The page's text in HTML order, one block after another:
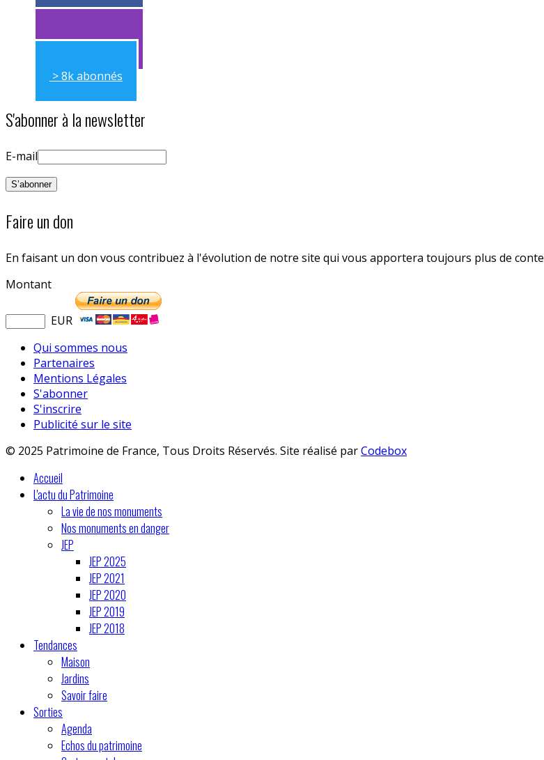
> 11k abonnés
> 11k abonnés
> 8k abonnés
S'abonner à la newsletter
E-mail
Faire un don
En faisant un don vous contribuez à l'évolution de notre site qui vous apportera toujours plus de
Montant
EUR
Qui sommes nous
Partenaires
Mentions Légales
S'abonner
S'inscrire
Publicité sur le site
© 2025 Patrimoine de France, Tous Droits Réservés. Site réalisé parCodebox
Accueil
L'actu du Patrimoine
La vie de nos monuments
Nos monuments en danger
JEP
JEP 2025
JEP 2021
JEP 2020
JEP 2019
JEP 2018
Tendances
Maison
Jardins
Savoir faire
Sorties
Agenda
Echos du patrimoine